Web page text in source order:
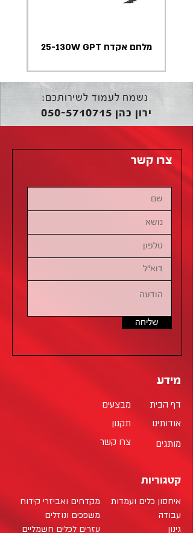
מלחם אקדח 25-130W GPT
נשמח לעמוד לשירותכם:
ירון כהן 050-5710715
צרו קשר
שליחה
מידע
מבצעים
תקנון
צרו קשר
דף הבית
אודותינו
מותגים
קטגוריות
מקדחים ואביזרי קידוח
משפכים ונוזלים
עזרים לכלים חשמליים
איחסון כלים ועמדות
עבודה
גינון